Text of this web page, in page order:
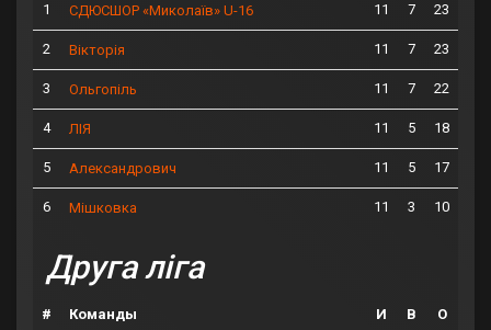
1 СДЮСШОР «Миколаїв» U-16 11 7 23
2 Вікторія 11 7 23
3 Ольгопіль 11 7 22
4 ЛІЯ 11 5 18
5 Александрович 11 5 17
6 Мішковка 11 3 10
Друга ліга
# Команды И В О